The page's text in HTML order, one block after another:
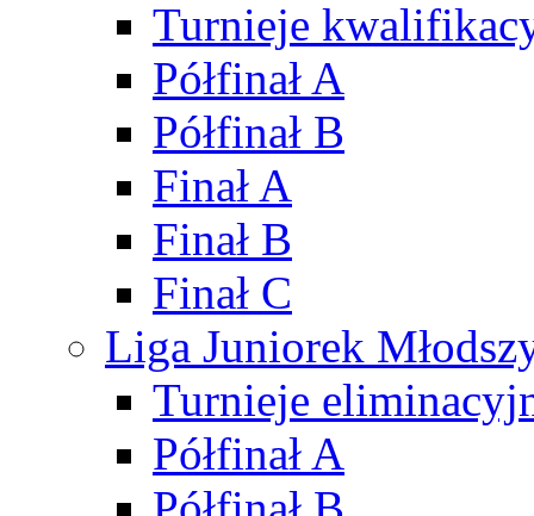
Turnieje
Półfinał A
Półfinał B
Finał A
Finał B
Finał C
Liga Juniorek
Turnieje
Półfinał A